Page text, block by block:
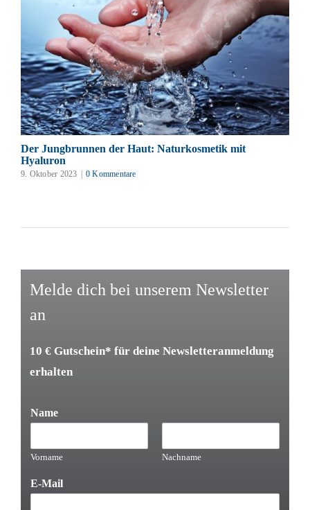
Der Jungbrunnen der Haut: Naturkosmetik mit
Hyaluron
9. Oktober 2023 0 Kommentare
Melde dich bei unserem Newsletter
an
10 € Gutschein* für deine Newsletteranmeldung
erhalten
Name
Vorname Nachname
E-Mail